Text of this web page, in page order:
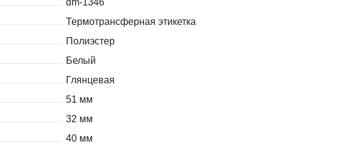
dm-1346
Термотрансферная этикетка
Полиэстер
Белый
Глянцевая
51 мм
32 мм
40 мм